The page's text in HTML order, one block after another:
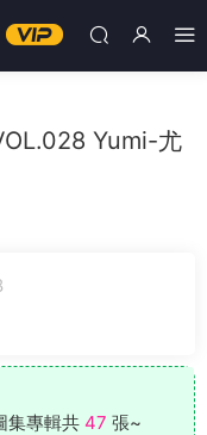
Yumi-尤
集專輯共 47 張~